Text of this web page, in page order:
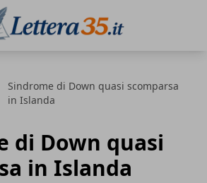
Sindrome di Down quasi scomparsa
in Islanda
di Down quasi
in Islanda